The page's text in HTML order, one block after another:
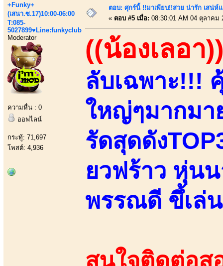
+Funky+
(เสนา.ซ.17)10:00-06:00
T:085-
5027899♥Line:funkyclub
Moderator
ความหื่น : 0
ออฟไลน์
กระทู้: 71,697
โพสต์: 4,936
ตอบ: ศุกร์นี้ !!มาเพียบ!!สวย น่ารัก เสน่ห์
« ตอบ #5 เมื่อ: 08:30:01 AM 04 ตุลาคม
((น้องเลอา
ลับเฉพาะ!!!
ใหญ่ๆมากมา
รัดสุดดัง
ยวฟร้าว หุ่น
พรรณดี ขึ้เล่น
สนใจติดต่อส